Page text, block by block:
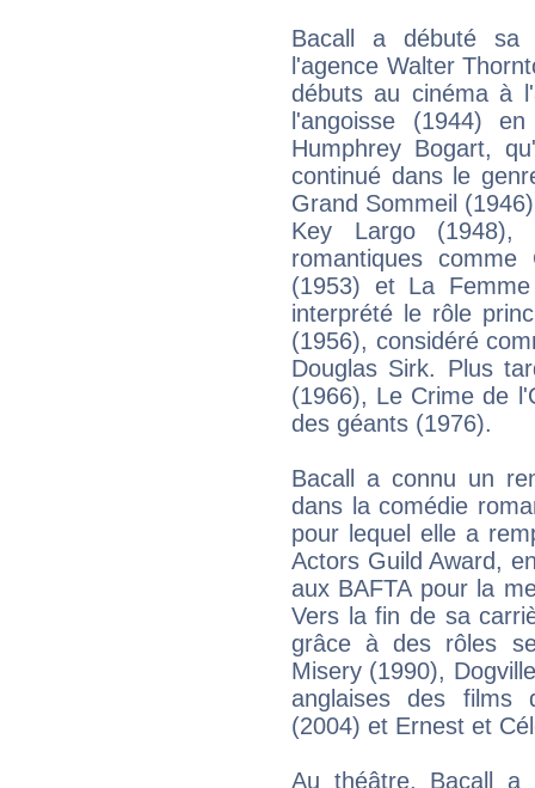
Bacall a débuté sa
l'agence Walter
débuts au cinéma à
l'angoisse (1944)
Humphrey Bogart,
continué dans le
Grand Sommeil
Key Largo
romantiques comme
(1953) et La
interprété le rôle
(1956), considéré
Douglas Sirk. Plus
(1966), Le Crime de
des géants (1976).
Bacall a connu un
dans la comédie
pour lequel elle a
Actors Guild Award,
aux BAFTA pour la
Vers la fin de sa
grâce à des rôles
Misery (1990),
anglaises des films
(2004) et Ernest et
Au théâtre, Bacall a